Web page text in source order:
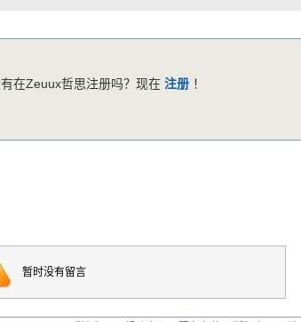
在Zeuux哲思注册吗？现在注册 ！
暂时没有留言